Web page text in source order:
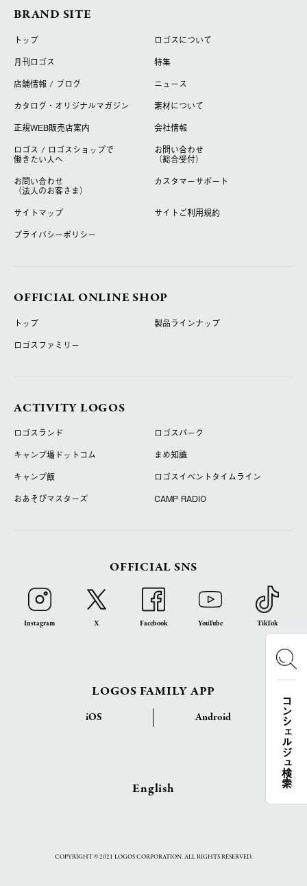
コンシェルジュ検索
BRAND SITE
トップ
ロゴスについて
月刊ロゴス
特集
店舗情報 / ブログ
ニュース
カタログ・オリジナルマガジン
素材について
正規WEB販売店案内
会社情報
ロゴス / ロゴスショップで
働きたい人へ
お問い合わせ
（総合受付）
お問い合わせ
（法人のお客さま）
カスタマーサポート
サイトマップ
サイトご利用規約
プライバシーポリシー
OFFICIAL ONLINE SHOP
トップ
製品ラインナップ
ロゴスファミリー
ACTIVITY LOGOS
ロゴスランド
ロゴスパーク
キャンプ場ドットコム
まめ知識
キャンプ飯
ロゴスイベントタイムライン
おあそびマスターズ
CAMP RADIO
OFFICIAL SNS
Instagram X Facebook YouTube TikTok
LOGOS FAMILY APP
iOS Android
English
COPYRIGHT © 2021 LOGOS CORPORATION. ALL RIGHTS RESERVED.